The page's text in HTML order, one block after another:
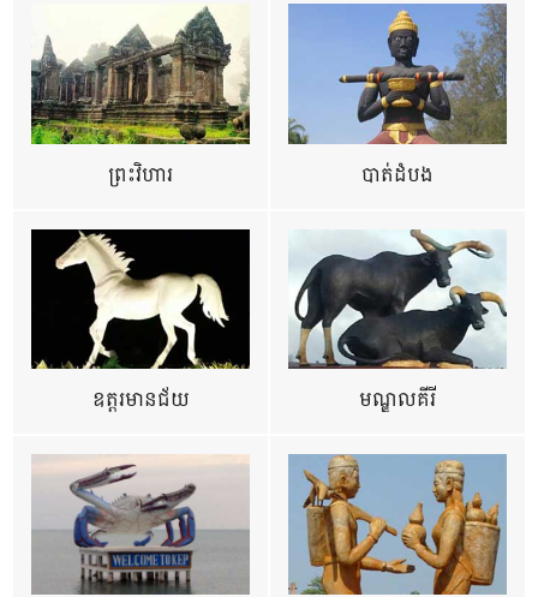
ព្រះវិហារ បាត់ដំបង
ឧត្ដរមានជ័យ មណ្ឌលគីរី